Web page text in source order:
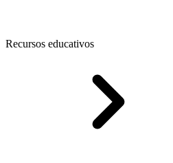
Recursos educativos